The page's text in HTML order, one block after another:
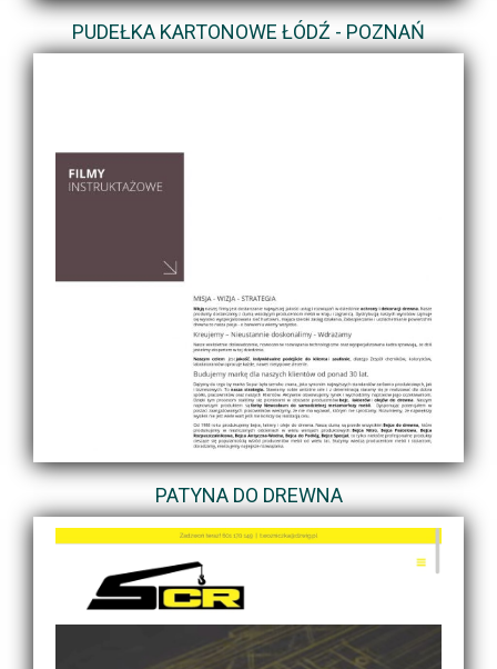
PUDEŁKA KARTONOWE ŁÓDŹ - POZNAŃ
PATYNA DO DREWNA